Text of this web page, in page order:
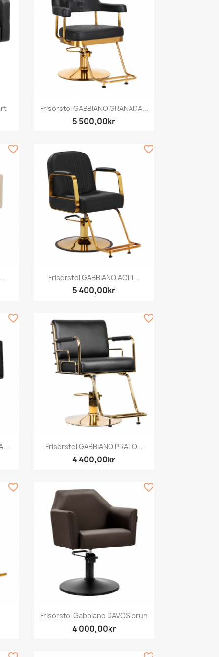
Snabbvy
Frisörstol GABBIANO GRANADA...
5 500,00kr
favorite_border
Snabbvy
Frisörstol GABBIANO ACRI...
5 400,00kr
favorite_border
favorite_border
Snabbvy
Frisörstol GABBIANO PRATO...
4 400,00kr
favorite_border
favorite_border
Snabbvy
Frisörstol Gabbiano DAVOS brun
4 000,00kr
favorite_border